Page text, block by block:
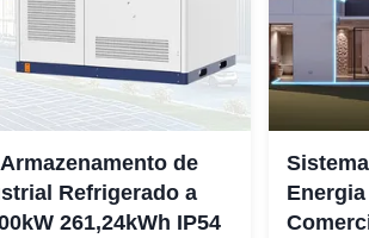
de
Refrigerado a
261,24kWh IP54